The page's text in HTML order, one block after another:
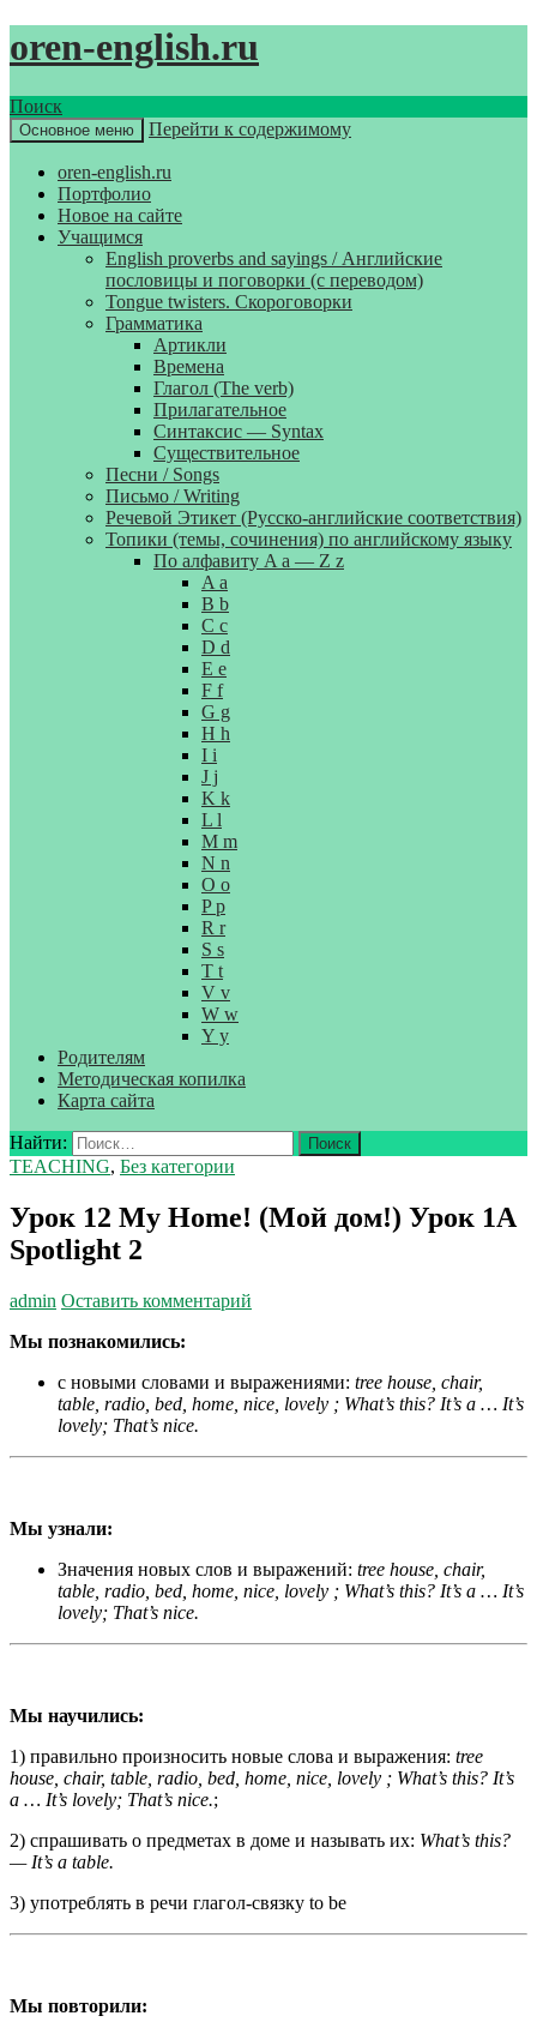
oren-english.ru
Поиск
Основное меню Перейти к содержимому
oren-english.ru
Портфолио
Новое на сайте
Учащимся
English proverbs and sayings / Английские
пословицы и поговорки (с переводом)
Tongue twisters. Скороговорки
Грамматика
Артикли
Времена
Глагол (The verb)
Прилагательное
Синтаксис — Syntax
Существительное
Песни / Songs
Письмо / Writing
Речевой Этикет (Русско-английские соответствия)
Топики (темы, сочинения) по английскому языку
По алфавиту A a — Z z
A a
B b
C c
D d
E e
F f
G g
H h
I i
J j
K k
L l
M m
N n
O o
P p
R r
S s
T t
V v
W w
Y y
Родителям
Методическая копилка
Карта сайта
Найти:
TEACHING, Без категории
Урок 12 My Home! (Мой дом!) Урок 1A
Spotlight 2
admin Оставить комментарий
Мы познакомились:
с новыми словами и выражениями: tree house, chair,
table, radio, bed, home, nice, lovely ; What’s this? It’s a … It’s
lovely; That’s nice.
Мы узнали:
Значения новых слов и выражений: tree house, chair,
table, radio, bed, home, nice, lovely ; What’s this? It’s a … It’s
lovely; That’s nice.
Мы научились:
1) правильно произносить новые слова и выражения: tree
house, chair, table, radio, bed, home, nice, lovely ; What’s this? It’s
a … It’s lovely; That’s nice.;
2) спрашивать о предметах в доме и называть их: What’s this?
— It’s a table.
3) употреблять в речи глагол­-связку to be
Мы повторили: